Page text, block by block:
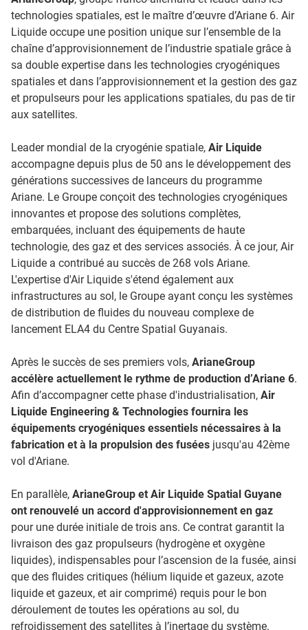
technologies spatiales, est le maître d’œuvre d’Ariane 6. Air
Liquide occupe une position unique sur l’ensemble de la
chaîne d’approvisionnement de l’industrie spatiale grâce à
sa double expertise dans les technologies cryogéniques
spatiales et dans l’approvisionnement et la gestion des gaz
et propulseurs pour les applications spatiales, du pas de tir
aux satellites.
Leader mondial de la cryogénie spatiale, Air Liquide
accompagne depuis plus de 50 ans le développement des
générations successives de lanceurs du programme
Ariane. Le Groupe conçoit des technologies cryogéniques
innovantes et propose des solutions complètes,
embarquées, incluant des équipements de haute
technologie, des gaz et des services associés. À ce jour, Air
Liquide a contribué au succès de 268 vols Ariane.
L'expertise d'Air Liquide s'étend également aux
infrastructures au sol, le Groupe ayant conçu les systèmes
de distribution de fluides du nouveau complexe de
lancement ELA4 du Centre Spatial Guyanais.
Après le succès de ses premiers vols, ArianeGroup
accélère actuellement le rythme de production d’Ariane 6.
Afin d’accompagner cette phase d'industrialisation, Air
Liquide Engineering & Technologies fournira les
équipements cryogéniques essentiels nécessaires à la
fabrication et à la propulsion des fusées jusqu'au 42ème
vol d'Ariane.
En parallèle, ArianeGroup et Air Liquide Spatial Guyane
ont renouvelé un accord d'approvisionnement en gaz
pour une durée initiale de trois ans. Ce contrat garantit la
livraison des gaz propulseurs (hydrogène et oxygène
liquides), indispensables pour l’ascension de la fusée, ainsi
que des fluides critiques (hélium liquide et gazeux, azote
liquide et gazeux, et air comprimé) requis pour le bon
déroulement de toutes les opérations au sol, du
refroidissement des satellites à l’inertage du système.